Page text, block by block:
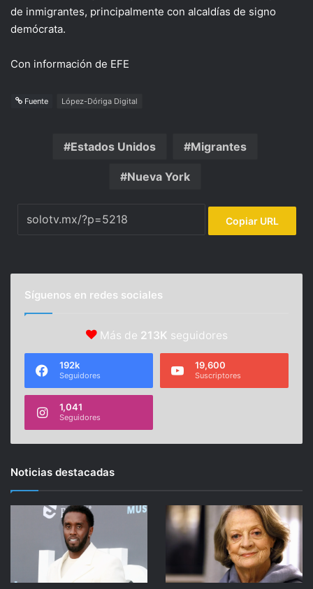
de inmigrantes, principalmente con alcaldías de signo
demócrata.
Con información de EFE
Fuente López-Dóriga Digital
Estados Unidos Migrantes
Nueva York
Copiar URL
Síguenos en redes sociales
Más de 213K seguidores
192k
Seguidores
19,600
Suscriptores
1,041
Seguidores
Noticias destacadas